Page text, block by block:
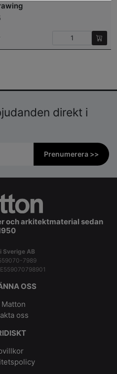
direkt i
Prenumerera >>
och arkitektmaterial sedan
Sverige AB
7989
OSS
Matton
oss